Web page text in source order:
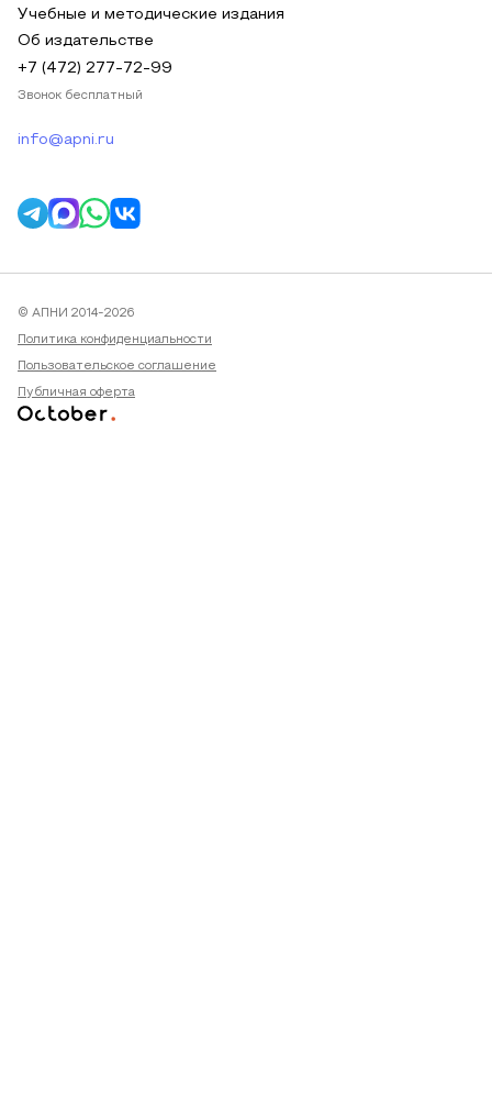
Учебные и методические издания
Об издательстве
+7 (472) 277-72-99
Звонок бесплатный
info@apni.ru
© АПНИ 2014-2026
Политика конфиденциальности
Пользовательское соглашение
Публичная оферта